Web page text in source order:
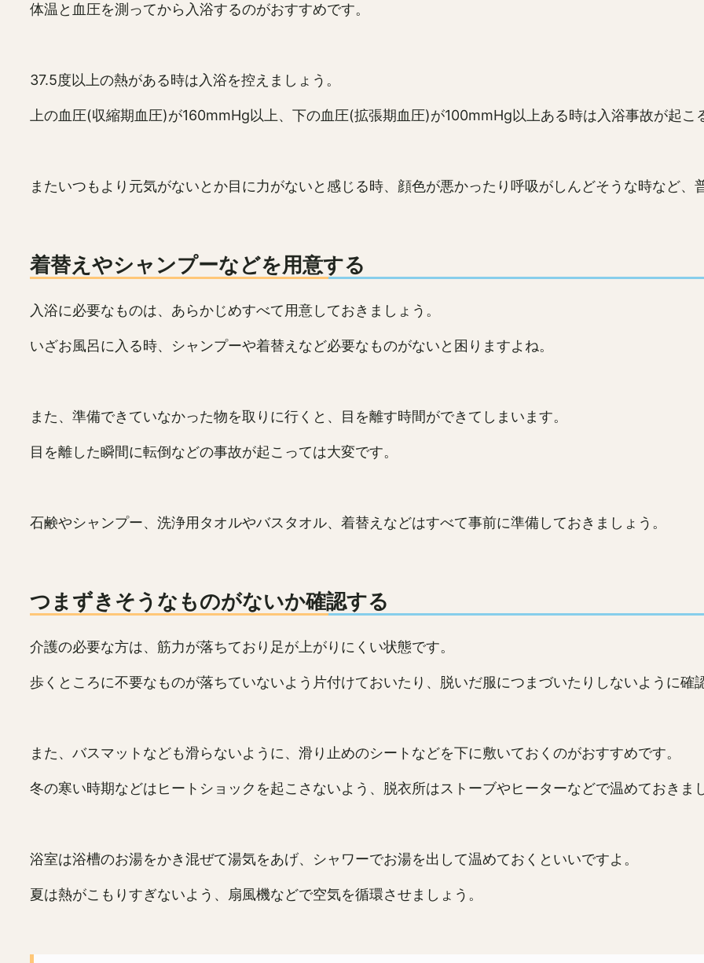
体温と血圧を測ってから入浴するのがおすすめです。
37.5度以上の熱がある時は入浴を控えましょう。
上の血圧(収縮期血圧)が160mmHg以上、下の血圧(拡張期血圧)が100mmHg以上ある時は入浴事故が起こ
またいつもより元気がないとか目に力がないと感じる時、顔色が悪かったり呼吸がしんどそうな時など
着替えやシャンプーなどを用意する
入浴に必要なものは、あらかじめすべて用意しておきましょう。
いざお風呂に入る時、シャンプーや着替えなど必要なものがないと困りますよね。
また、準備できていなかった物を取りに行くと、目を離す時間ができてしまいます。
目を離した瞬間に転倒などの事故が起こっては大変です。
石鹸やシャンプー、洗浄用タオルやバスタオル、着替えなどはすべて事前に準備しておきましょう。
つまずきそうなものがないか確認する
介護の必要な方は、筋力が落ちており足が上がりにくい状態です。
歩くところに不要なものが落ちていないよう片付けておいたり、脱いだ服につまづいたりしないように確
また、バスマットなども滑らないように、滑り止めのシートなどを下に敷いておくのがおすすめです。
冬の寒い時期などはヒートショックを起こさないよう、脱衣所はストーブやヒーターなどで温めておきま
浴室は浴槽のお湯をかき混ぜて湯気をあげ、シャワーでお湯を出して温めておくといいですよ。
夏は熱がこもりすぎないよう、扇風機などで空気を循環させましょう。